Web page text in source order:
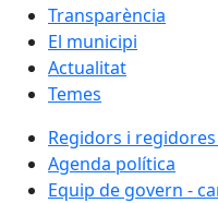
Transparència
El municipi
Actualitat
Temes
Regidors i
Agenda política
Equip de govern -